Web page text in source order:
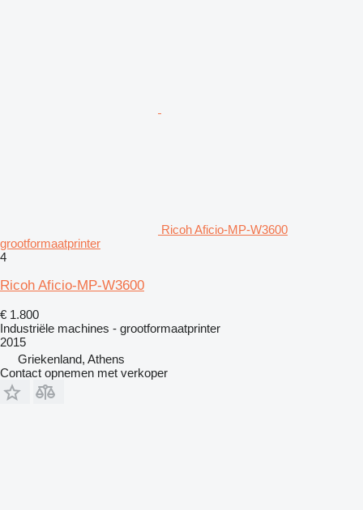
Ricoh Aficio-MP-W3600
grootformaatprinter
4
Ricoh Aficio-MP-W3600
€ 1.800
Industriële machines - grootformaatprinter
2015
Griekenland, Athens
Contact opnemen met verkoper